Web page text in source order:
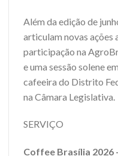
Além da edição de
articulam novas ações
participação na
e uma sessão solene
cafeeira do Distrito
na Câmara Legislativa.
SERVIÇO
Coffee Brasília 2026